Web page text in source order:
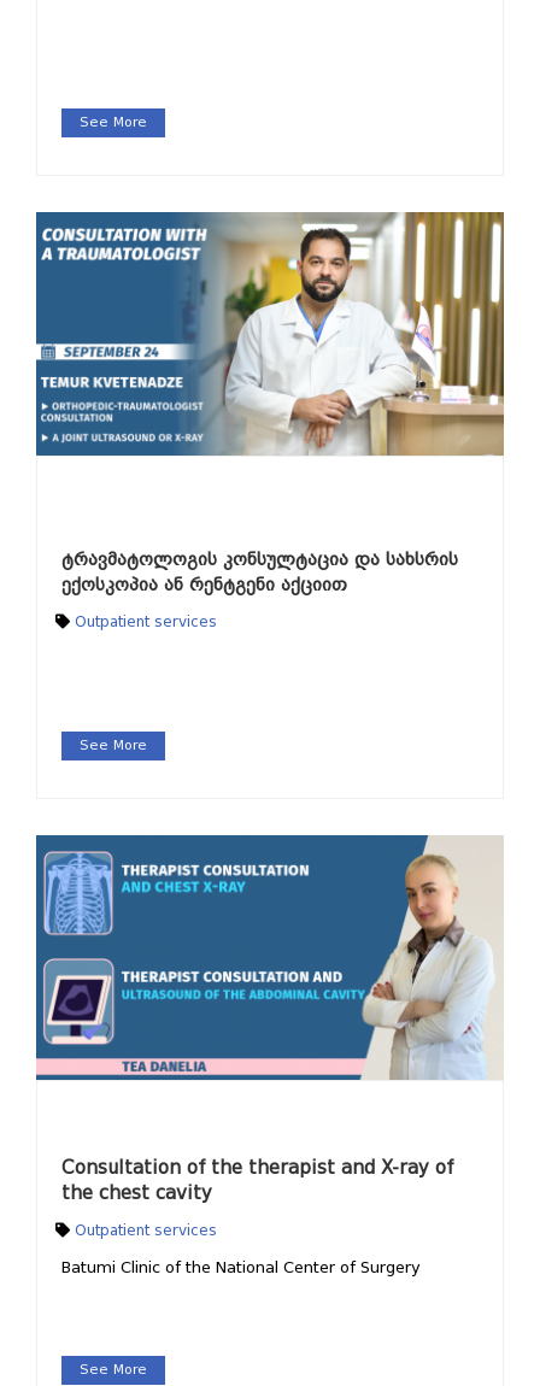
See More
ტრავმატოლოგის კონსულტაცია და სახსრის
ექოსკოპია ან რენტგენი აქციით
Outpatient services
See More
Consultation of the therapist and X-ray of
the chest cavity
Outpatient services
Batumi Clinic of the National Center of Surgery
See More